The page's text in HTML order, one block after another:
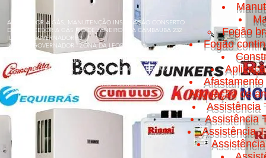
AQUECEDOR A GÁS, MANUTENÇÃO INSTALAÇÃO CONSERTO
DE AQUECEDOR A GÁS RIO DE JANEIRO RUA CAMBAUBA 232
ILHA DO GOVERNADOR RJ
ILHA DO GOVERNADOR - ZONA DA LEOPOLDINA
BONSUCESSO - BANCÁRIOS - CACUIA - CICADE UNIVERSITÁRIA
- COCOTÁ - FREGUESIA - GALEÃO - JARDIM GUANABARA -
JARDIM CARIOCA - MARÉ - OLARIA - PITANGUEIRAS -
PORTUGUESA - PRAIA DA BANDEIRA - RAMOS - RIBEIRA - TÁUA
- ZUMBI
Fogão
Fogão
Adquação de
Assistência
Assistência
Assistência